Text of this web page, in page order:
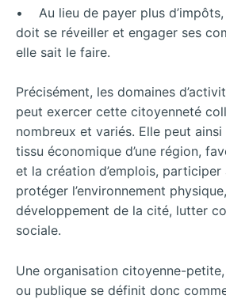
• Au lieu de payer plus
doit se réveiller et engager ses
elle sait le faire.
Précisément, les domaines
peut exercer cette citoyenneté
nombreux et variés. Elle peut
tissu économique d’une région,
et la création d’emplois, participer
protéger l’environnement
développement de la cité, lutter
sociale.
Une organisation citoyenne-
ou publique se définit donc